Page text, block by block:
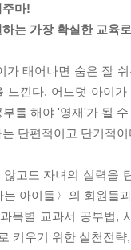
마!
는 가장 확실한 교육
가 태어나면 숨은 잘
느낀다. 어느덧 아이
를 해야 '영재'가 될
단편적이고 단기적
고도 자녀의 실력을
아이들〉의 회원들
목별 교과서 공부법,
키우기 위한 실천전